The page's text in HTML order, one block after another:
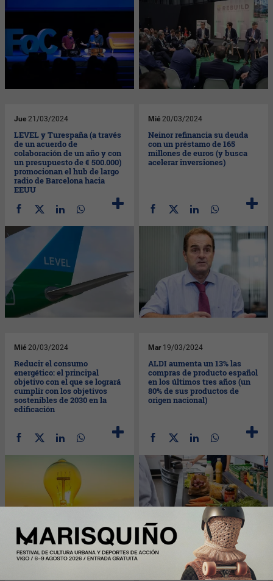
Jue 21/03/2024
LEVEL y Turespaña (a través
de un acuerdo de
colaboración de un año y con
un presupuesto de € 500.000)
promocionan el hub de largo
radio de Barcelona hacia
EEUU
Mié 20/03/2024
Neinor refinancia su deuda
con un préstamo de 165
millones de euros (y busca
acelerar inversiones)
Mié 20/03/2024
Reducir el consumo
energético: el principal
objetivo con el que se logrará
cumplir con los objetivos
sostenibles de 2030 en la
edificación
Mar 19/03/2024
ALDI aumenta un 13% las
compras de producto español
en los últimos tres años (un
80% de sus productos de
origen nacional)
18/03/2024